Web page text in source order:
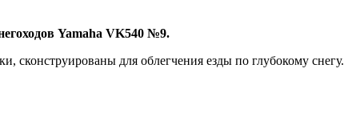
Yamaha VK540 №9.
для облегчения езды по глубокому снегу.